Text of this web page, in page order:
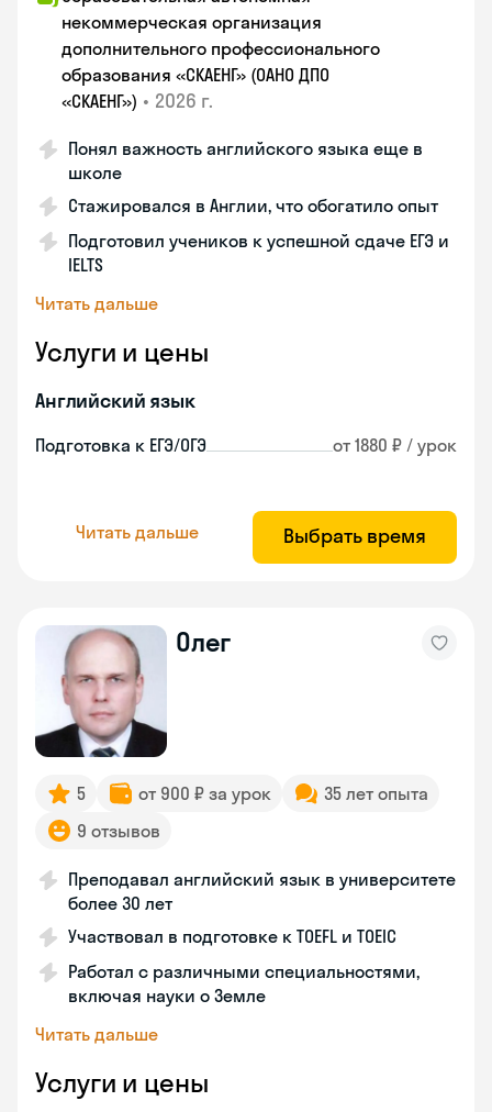
некоммерческая организация
дополнительного профессионального
образования «СКАЕНГ» (ОАНО ДПО
«СКАЕНГ») • 2026 г.
Понял важность английского языка еще в
школе
Стажировался в Англии, что обогатило опыт
Подготовил учеников к успешной сдаче ЕГЭ и
IELTS
Читать дальше
Услуги и цены
Английский язык
Подготовка к ЕГЭ/ОГЭ от 1880 ₽ / урок
Читать дальше Выбрать время
Олег
5 от 900 ₽ за урок
35 лет опыта
9 отзывов
Преподавал английский язык в университете
более 30 лет
Участвовал в подготовке к TOEFL и TOEIC
Работал с различными специальностями,
включая науки о Земле
Читать дальше
Услуги и цены